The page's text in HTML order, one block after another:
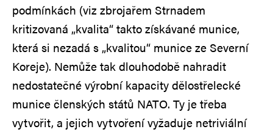
podmínkách (viz zbrojařem Strnadem
kritizovaná „kvalita“ takto získávané munice,
která si nezadá s „kvalitou“ munice ze Severní
Koreje). Nemůže tak dlouhodobě nahradit
nedostatečné výrobní kapacity dělostřelecké
munice členských států NATO. Ty je třeba
vytvořit, a jejich vytvoření vyžaduje netriviální